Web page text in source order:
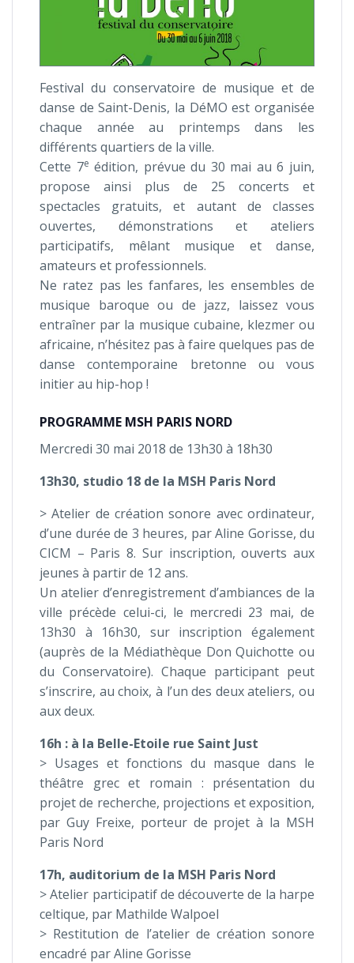
Festival du conservatoire de musique et de
danse de Saint-Denis, la DéMO est organisée
chaque année au printemps dans les
différents quartiers de la ville.
Cette 7e édition, prévue du 30 mai au 6 juin,
propose ainsi plus de 25 concerts et
spectacles gratuits, et autant de classes
ouvertes, démonstrations et ateliers
participatifs, mêlant musique et danse,
amateurs et professionnels.
Ne ratez pas les fanfares, les ensembles de
musique baroque ou de jazz, laissez vous
entraîner par la musique cubaine, klezmer ou
africaine, n’hésitez pas à faire quelques pas de
danse contemporaine bretonne ou vous
initier au hip-hop !
PROGRAMME MSH PARIS NORD
Mercredi 30 mai 2018 de 13h30 à 18h30
13h30, studio 18 de la MSH Paris Nord
> Atelier de création sonore avec ordinateur,
d’une durée de 3 heures, par Aline Gorisse, du
CICM – Paris 8. Sur inscription, ouverts aux
jeunes à partir de 12 ans.
Un atelier d’enregistrement d’ambiances de la
ville précède celui-ci, le mercredi 23 mai, de
13h30 à 16h30, sur inscription également
(auprès de la Médiathèque Don Quichotte ou
du Conservatoire). Chaque participant peut
s’inscrire, au choix, à l’un des deux ateliers, ou
aux deux.
16h : à la Belle-Etoile rue Saint Just
> Usages et fonctions du masque dans le
théâtre grec et romain : présentation du
projet de recherche, projections et exposition,
par Guy Freixe, porteur de projet à la MSH
Paris Nord
17h, auditorium de la MSH Paris Nord
> Atelier participatif de découverte de la harpe
celtique, par Mathilde Walpoel
> Restitution de l’atelier de création sonore
encadré par Aline Gorisse